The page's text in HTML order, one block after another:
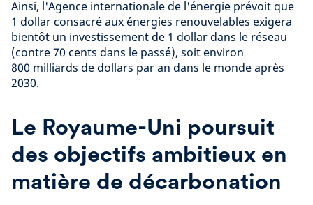
Ainsi, l'Agence internationale de l'énergie prévoit que
1 dollar consacré aux énergies renouvelables exigera
bientôt un investissement de 1 dollar dans le réseau
(contre 70 cents dans le passé), soit environ
800 milliards de dollars par an dans le monde après
2030.
Le Royaume-Uni poursuit
des objectifs ambitieux en
matière de décarbonation